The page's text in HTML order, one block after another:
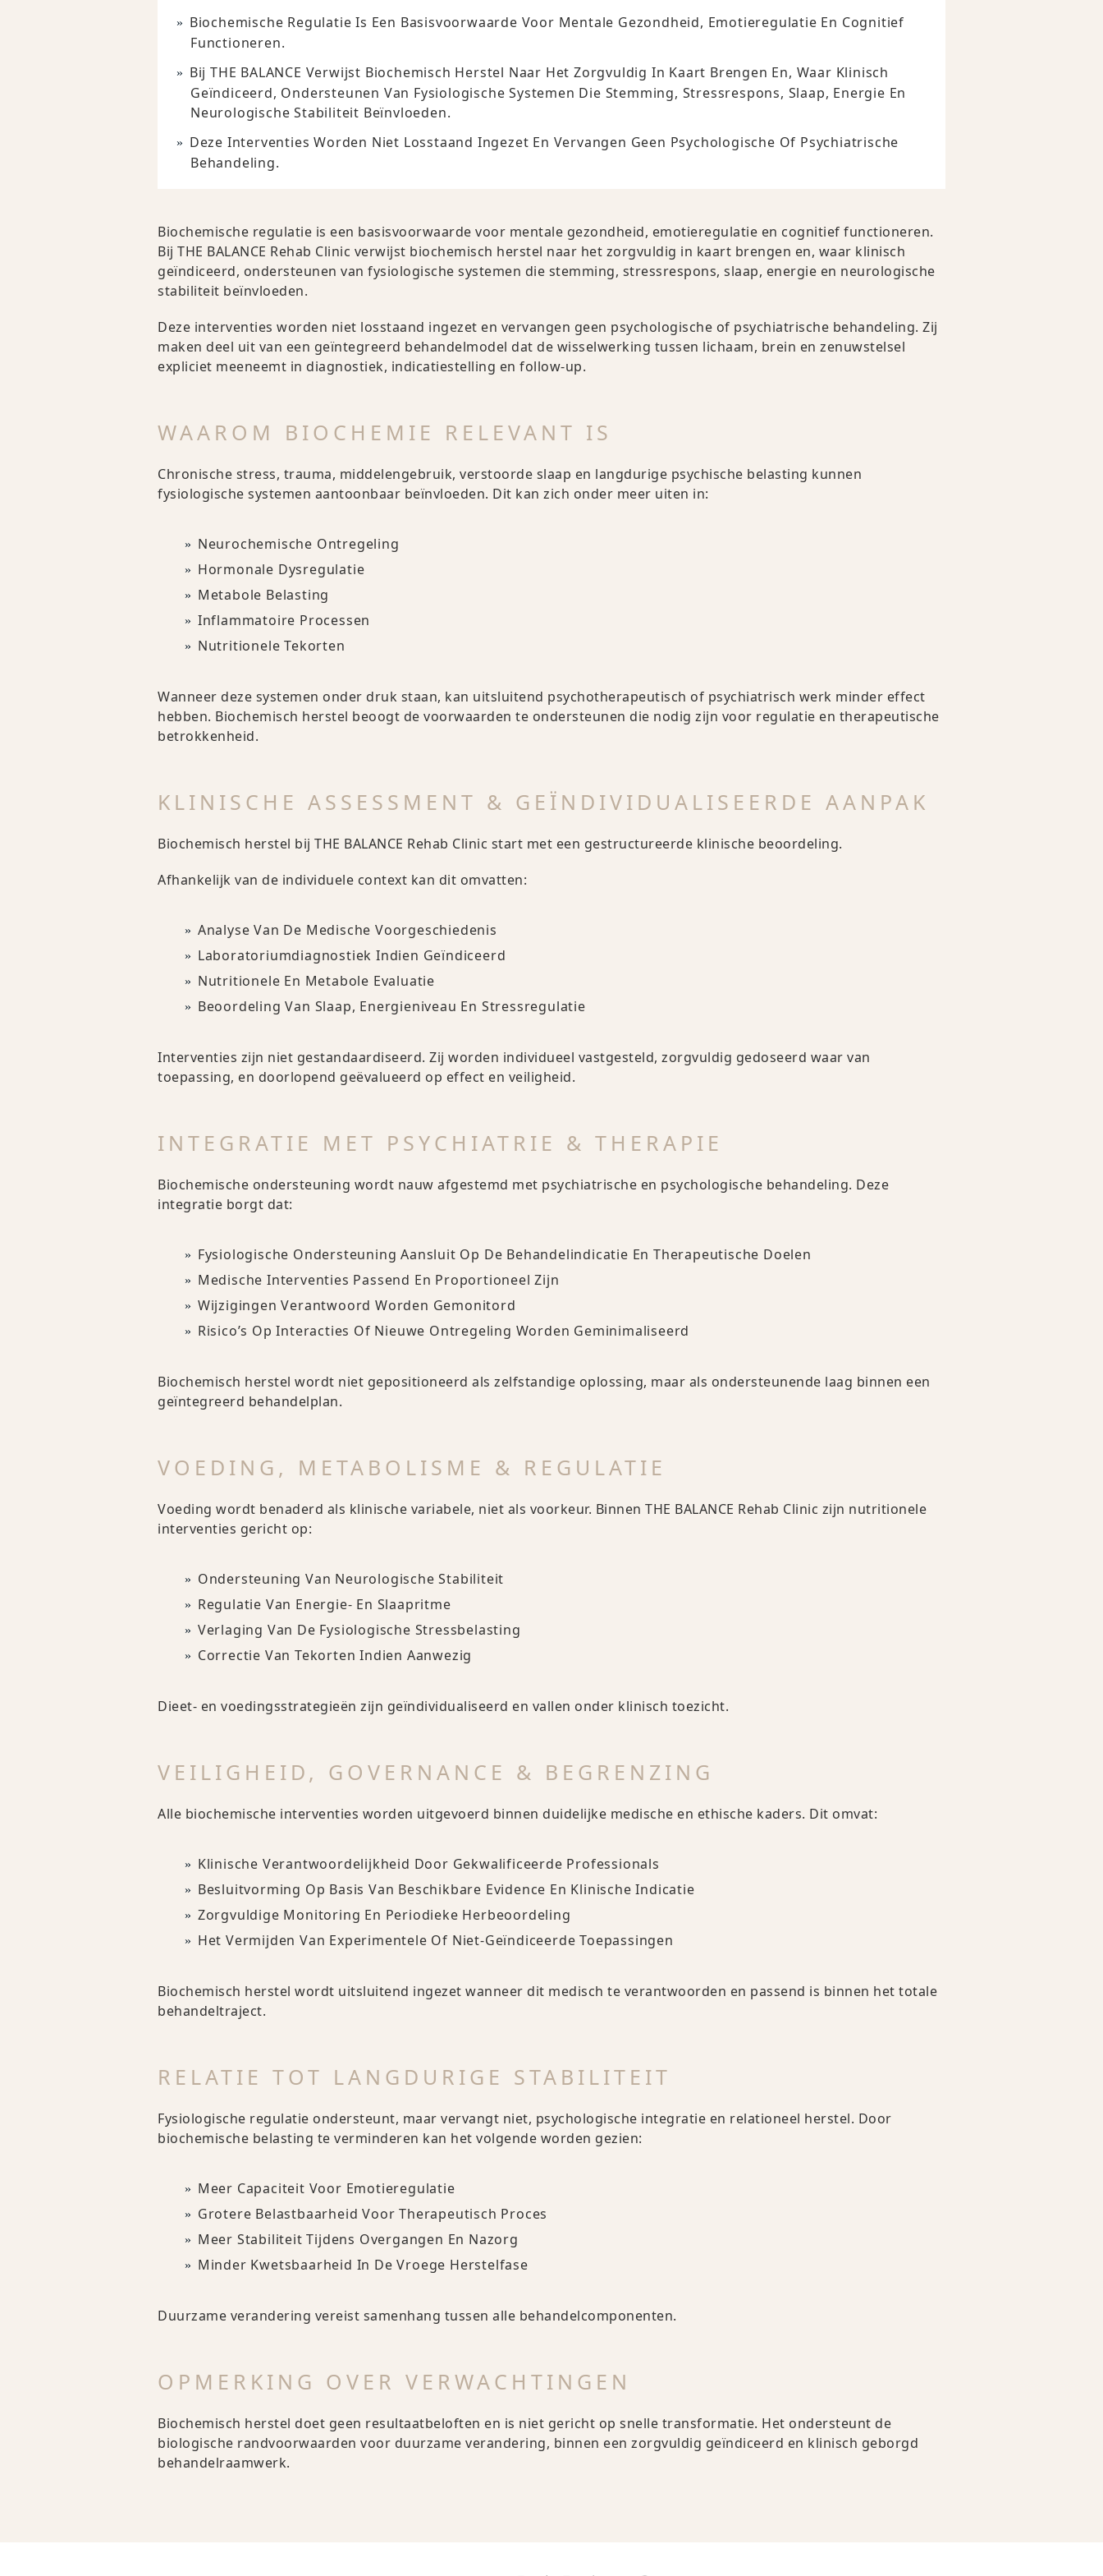
Biochemische Regulatie Is Een Basisvoorwaarde Voor Mentale Gezondheid, Emotieregulatie En Cognitief
Functioneren.
Bij THE BALANCE Verwijst Biochemisch Herstel Naar Het Zorgvuldig In Kaart Brengen En, Waar Klinisch
Geïndiceerd, Ondersteunen Van Fysiologische Systemen Die Stemming, Stressrespons, Slaap, Energie En
Neurologische Stabiliteit Beïnvloeden.
Deze Interventies Worden Niet Losstaand Ingezet En Vervangen Geen Psychologische Of Psychiatrische
Behandeling.
Biochemische regulatie is een basisvoorwaarde voor mentale gezondheid, emotieregulatie en cognitief functioneren.
Bij THE BALANCE Rehab Clinic verwijst biochemisch herstel naar het zorgvuldig in kaart brengen en, waar klinisch
geïndiceerd, ondersteunen van fysiologische systemen die stemming, stressrespons, slaap, energie en neurologische
stabiliteit beïnvloeden.
Deze interventies worden niet losstaand ingezet en vervangen geen psychologische of psychiatrische behandeling. Zij
maken deel uit van een geïntegreerd behandelmodel dat de wisselwerking tussen lichaam, brein en zenuwstelsel
expliciet meeneemt in diagnostiek, indicatiestelling en follow-up.
WAAROM BIOCHEMIE RELEVANT IS
Chronische stress, trauma, middelengebruik, verstoorde slaap en langdurige psychische belasting kunnen
fysiologische systemen aantoonbaar beïnvloeden. Dit kan zich onder meer uiten in:
Neurochemische Ontregeling
Hormonale Dysregulatie
Metabole Belasting
Inflammatoire Processen
Nutritionele Tekorten
Wanneer deze systemen onder druk staan, kan uitsluitend psychotherapeutisch of psychiatrisch werk minder effect
hebben. Biochemisch herstel beoogt de voorwaarden te ondersteunen die nodig zijn voor regulatie en therapeutische
betrokkenheid.
KLINISCHE ASSESSMENT & GEÏNDIVIDUALISEERDE AANPAK
Biochemisch herstel bij THE BALANCE Rehab Clinic start met een gestructureerde klinische beoordeling.
Afhankelijk van de individuele context kan dit omvatten:
Analyse Van De Medische Voorgeschiedenis
Laboratoriumdiagnostiek Indien Geïndiceerd
Nutritionele En Metabole Evaluatie
Beoordeling Van Slaap, Energieniveau En Stressregulatie
Interventies zijn niet gestandaardiseerd. Zij worden individueel vastgesteld, zorgvuldig gedoseerd waar van
toepassing, en doorlopend geëvalueerd op effect en veiligheid.
INTEGRATIE MET PSYCHIATRIE & THERAPIE
Biochemische ondersteuning wordt nauw afgestemd met psychiatrische en psychologische behandeling. Deze
integratie borgt dat:
Fysiologische Ondersteuning Aansluit Op De Behandelindicatie En Therapeutische Doelen
Medische Interventies Passend En Proportioneel Zijn
Wijzigingen Verantwoord Worden Gemonitord
Risico’s Op Interacties Of Nieuwe Ontregeling Worden Geminimaliseerd
Biochemisch herstel wordt niet gepositioneerd als zelfstandige oplossing, maar als ondersteunende laag binnen een
geïntegreerd behandelplan.
VOEDING, METABOLISME & REGULATIE
Voeding wordt benaderd als klinische variabele, niet als voorkeur. Binnen THE BALANCE Rehab Clinic zijn nutritionele
interventies gericht op:
Ondersteuning Van Neurologische Stabiliteit
Regulatie Van Energie- En Slaapritme
Verlaging Van De Fysiologische Stressbelasting
Correctie Van Tekorten Indien Aanwezig
Dieet- en voedingsstrategieën zijn geïndividualiseerd en vallen onder klinisch toezicht.
VEILIGHEID, GOVERNANCE & BEGRENZING
Alle biochemische interventies worden uitgevoerd binnen duidelijke medische en ethische kaders. Dit omvat:
Klinische Verantwoordelijkheid Door Gekwalificeerde Professionals
Besluitvorming Op Basis Van Beschikbare Evidence En Klinische Indicatie
Zorgvuldige Monitoring En Periodieke Herbeoordeling
Het Vermijden Van Experimentele Of Niet-Geïndiceerde Toepassingen
Biochemisch herstel wordt uitsluitend ingezet wanneer dit medisch te verantwoorden en passend is binnen het totale
behandeltraject.
RELATIE TOT LANGDURIGE STABILITEIT
Fysiologische regulatie ondersteunt, maar vervangt niet, psychologische integratie en relationeel herstel. Door
biochemische belasting te verminderen kan het volgende worden gezien:
Meer Capaciteit Voor Emotieregulatie
Grotere Belastbaarheid Voor Therapeutisch Proces
Meer Stabiliteit Tijdens Overgangen En Nazorg
Minder Kwetsbaarheid In De Vroege Herstelfase
Duurzame verandering vereist samenhang tussen alle behandelcomponenten.
OPMERKING OVER VERWACHTINGEN
Biochemisch herstel doet geen resultaatbeloften en is niet gericht op snelle transformatie. Het ondersteunt de
biologische randvoorwaarden voor duurzame verandering, binnen een zorgvuldig geïndiceerd en klinisch geborgd
behandelraamwerk.